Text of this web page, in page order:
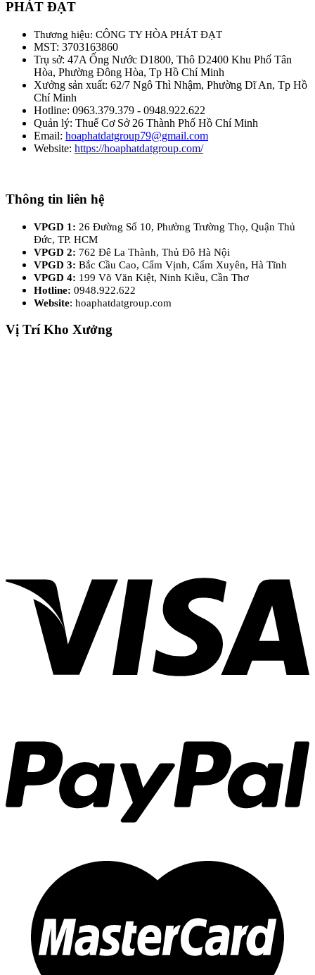
PHÁT ĐẠT
Thương hiệu: CÔNG TY HÒA PHÁT ĐẠT
MST: 3703163860
Trụ sở: 47A Ống Nước D1800, Thô D2400 Khu Phố Tân
Hòa, Phường Đông Hòa, Tp Hồ Chí Minh
Xưởng sản xuất: 62/7 Ngô Thì Nhậm, Phường Dĩ An, Tp Hồ
Chí Minh
Hotline: 0963.379.379 - 0948.922.622
Quản lý: Thuế Cơ Sở 26 Thành Phố Hồ Chí Minh
Email: hoaphatdatgroup79@gmail.com
Website: https://hoaphatdatgroup.com/
Thông tin liên hệ
VPGD 1: 26 Đường Số 10, Phường Trường Thọ, Quận Thủ
Đức, TP. HCM
VPGD 2: 762 Đê La Thành, Thủ Đô Hà Nội
VPGD 3: Bắc Cầu Cao, Cẩm Vịnh, Cẩm Xuyên, Hà Tĩnh
VPGD 4: 199 Võ Văn Kiệt, Ninh Kiều, Cần Thơ
Hotline: 0948.922.622
Website: hoaphatdatgroup.com
Vị Trí Kho Xưởng